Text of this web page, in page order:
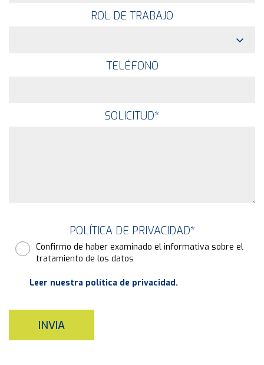
ROL DE TRABAJO
TELÉFONO
SOLICITUD*
POLÍTICA DE PRIVACIDAD*
Confirmo de haber examinado el informativa sobre el
tratamiento de los datos
Leer nuestra política de privacidad.
INVIA